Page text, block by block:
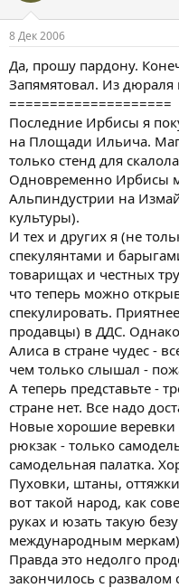
8 Дек 2006
Да, прошу пардону.
Запямятовал. Из
====================
Последние Ирбисы я
на Площади Ильича.
только стенд для
Одновременно Ирбисы
Альпиндустрии на
культуры).
И тех и других я (не
спекулянтами и
товарищах и честных
что теперь можно
спекулировать.
продавцы) в ДДС.
Алиса в стране чудес -
чем только слышал -
А теперь представьте -
стране нет. Все надо
Новые хорошие
рюкзак - только
самодельная палатка.
Пуховки, штаны,
вот такой народ, как
руках и юзать такую
международным
Правда это недолго
закончилось с